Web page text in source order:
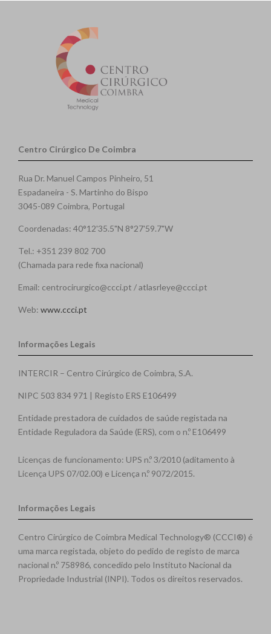
Centro Cirúrgico De Coimbra
Rua Dr. Manuel Campos Pinheiro, 51
Espadaneira - S. Martinho do Bispo
3045-089 Coimbra, Portugal
Coordenadas: 40°12'35.5"N 8°27'59.7"W
Tel.: +351 239 802 700
(Chamada para rede fixa nacional)
Email: centrocirurgico@ccci.pt / atlasrleye@ccci.pt
Web: www.ccci.pt
Informações Legais
INTERCIR – Centro Cirúrgico de Coimbra, S.A.
NIPC 503 834 971 | Registo ERS E106499
Entidade prestadora de cuidados de saúde registada na
Entidade Reguladora da Saúde (ERS), com o n.º E106499
Licenças de funcionamento: UPS n.º 3/2010 (aditamento à
Licença UPS 07/02.00) e Licença n.º 9072/2015.
Informações Legais
Centro Cirúrgico de Coimbra Medical Technology® (CCCI®) é
uma marca registada, objeto do pedido de registo de marca
nacional n.º 758986, concedido pelo Instituto Nacional da
Propriedade Industrial (INPI). Todos os direitos reservados.